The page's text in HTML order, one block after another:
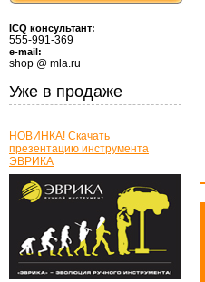
ICQ консультант:
555-991-369
e-mail:
shop @ mla.ru
Уже в продаже
НОВИНКА! Скачать
презентацию инструмента
ЭВРИКА